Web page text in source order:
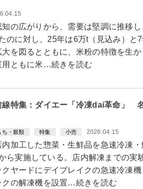
の広がりから、需要は堅調に推移
のに対し、25年は6万t（見込み）と
を図るとともに、米粉の特徴を生
用ともに米…続きを読む
線特集：ダイエー「冷凍dai革命」
ち・穀類 特集 小売 2026.04.15
加工した惣菜・生鮮品を急速冷凍
ら実施している。店内解凍までの実
ヤードにデイブレイクの急速冷凍
クの解凍機を設置…続きを読む